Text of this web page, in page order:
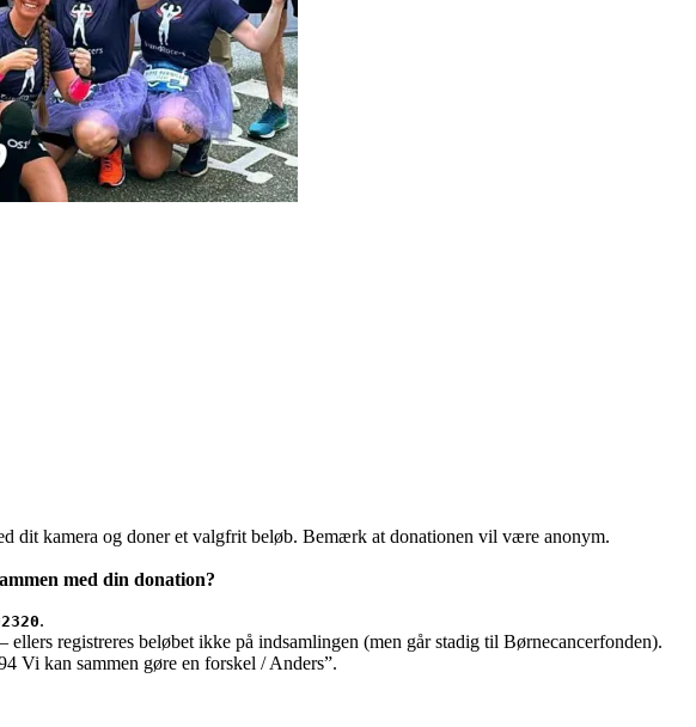
dit kamera og doner et valgfrit beløb. Bemærk at donationen vil være anonym.
med din donation?
.
ellers registreres beløbet ikke på indsamlingen (men går stadig til Børnecancerfonden).
Vi kan sammen gøre en forskel / Anders”.